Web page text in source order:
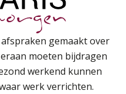
gemaakt over
moeten bijdragen
werkend kunnen
werk verrichten.